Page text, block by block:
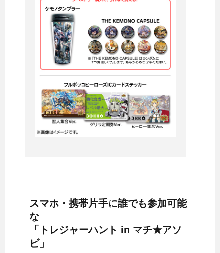
スマホ・携帯片手に誰でも参加可能
な
「トレジャーハント in マチ★アソ
ビ」